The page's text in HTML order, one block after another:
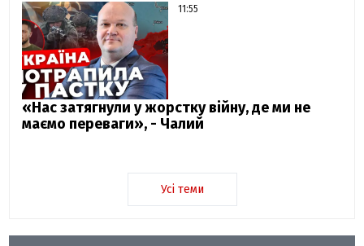
11:55
«Нас затягнули у жорстку війну, де ми не
маємо переваги», - Чалий
Усі теми